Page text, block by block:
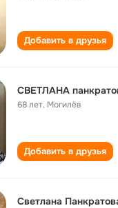
Добавить в друзья
СВЕТЛАНА
68 лет, Могилёв
Добавить в друзья
Светлана